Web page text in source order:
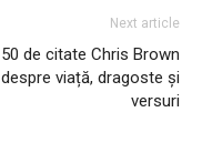
Next article
50 de citate Chris Brown
despre viață, dragoste și
versuri